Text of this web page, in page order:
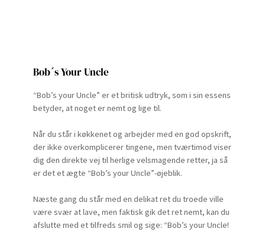
Bob´s Your Uncle
“Bob’s your Uncle” er et britisk udtryk, som i sin essens
betyder, at noget er nemt og lige til.
Når du står i køkkenet og arbejder med en god opskrift,
der ikke overkomplicerer tingene, men tværtimod viser
dig den direkte vej til herlige velsmagende retter, ja så
er det et ægte “Bob’s your Uncle”-øjeblik.
Næste gang du står med en delikat ret du troede ville
være svær at lave, men faktisk gik det ret nemt, kan du
afslutte med et tilfreds smil og sige: “Bob’s your Uncle!